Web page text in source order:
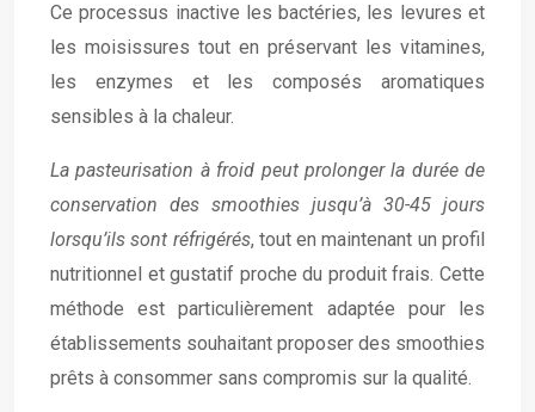
Ce processus inactive les bactéries, les levures et
les moisissures tout en préservant les vitamines,
les enzymes et les composés aromatiques
sensibles à la chaleur.
La pasteurisation à froid peut prolonger la durée de
conservation des smoothies jusqu’à 30-45 jours
lorsqu’ils sont réfrigérés, tout en maintenant un profil
nutritionnel et gustatif proche du produit frais. Cette
méthode est particulièrement adaptée pour les
établissements souhaitant proposer des smoothies
prêts à consommer sans compromis sur la qualité.